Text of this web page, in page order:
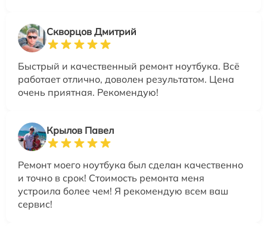
Скворцов Дмитрий
Быстрый и качественный ремонт ноутбука. Всё
работает отлично, доволен результатом. Цена
очень приятная. Рекомендую!
Крылов Павел
Ремонт моего ноутбука был сделан качественно
и точно в срок! Стоимость ремонта меня
устроила более чем! Я рекомендую всем ваш
сервис!